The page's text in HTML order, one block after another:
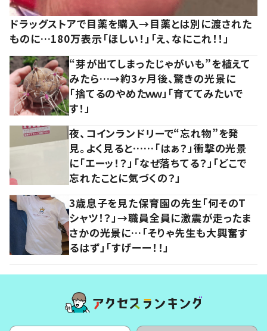
ドラッグストアで目薬を購入→目薬とは別に渡された
ものに…180万表示「ほしい！」「え、なにこれ！！」
“芽が出てしまったじゃがいも”を植えて
みたら…→約3ヶ月後、驚きの光景に
「捨てるのやめたｗｗ」「育ててみたいで
す！」
夜、コインランドリーで“忘れ物”を発
見。よく見ると……「はぁ？」衝撃の光景
に「エーッ！？」「なぜ落ちてる？」「どこで
忘れたことに気づくの？」
3歳息子を見た保育園の先生「何そのT
シャツ！？」→職員全員に激震が走ったま
さかの光景に…「そりゃ先生も大興奮す
るはず」「すげーー！！」